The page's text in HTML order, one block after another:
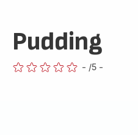
Pudding
- /5 -